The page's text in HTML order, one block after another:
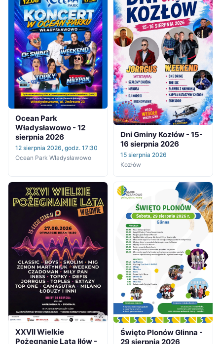
Ocean Park
Władysławowo - 12
sierpnia 2026
12 sierpnia 2026, godz. 17:30
Ocean Park Władysławowo
Dni Gminy Kozłów - 15-
16 sierpnia 2026
15 sierpnia 2026
Kozłów
XXVII Wielkie
Pożegnanie Lata Iłów -
Święto Plonów Glinna -
29 sierpnia 2026